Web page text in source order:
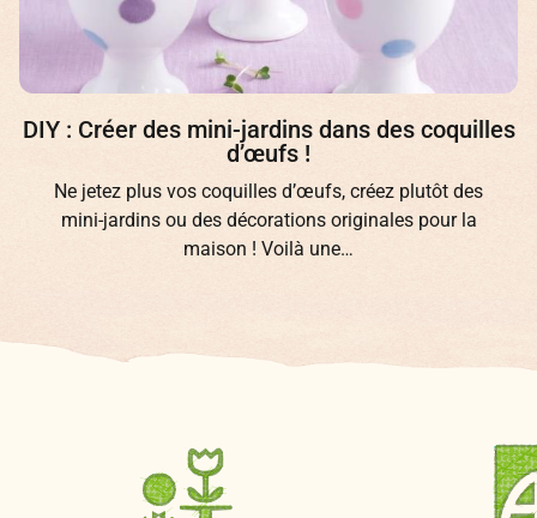
DIY : Créer des mini-jardins dans des coquilles
d’œufs !
Ne jetez plus vos coquilles d’œufs, créez plutôt des
mini-jardins ou des décorations originales pour la
maison ! Voilà une…